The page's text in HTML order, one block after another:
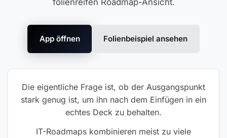
App öffnen Folienbeispiel ansehen
Die eigentliche Frage ist, ob der Ausgangspunkt
stark genug ist, um ihn nach dem Einfügen in ein
echtes Deck zu behalten.
IT-Roadmaps kombinieren meist zu viele